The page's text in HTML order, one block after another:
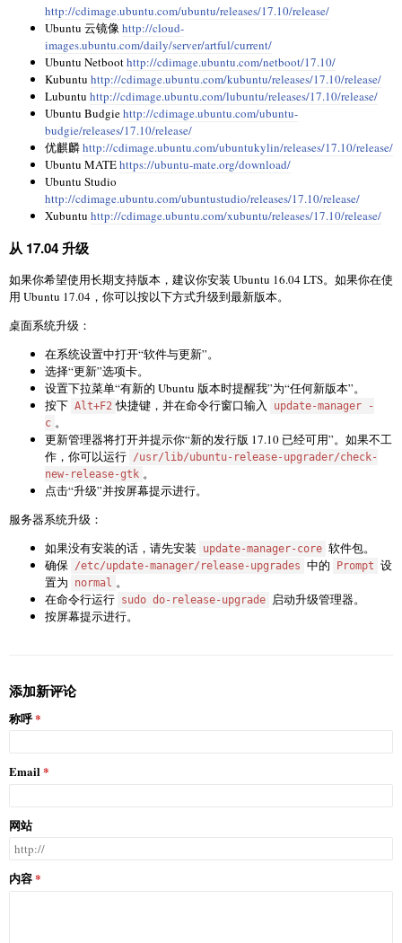
http://cdimage.ubuntu.com/ubuntu/releases/17.10/release/
Ubuntu 云镜像http://cloud-
images.ubuntu.com/daily/server/artful/current/
Ubuntu Netboothttp://cdimage.ubuntu.com/netboot/17.10/
Kubuntu http://cdimage.ubuntu.com/kubuntu/releases/17.10/release/
Lubuntu http://cdimage.ubuntu.com/lubuntu/releases/17.10/release/
Ubuntu Budgiehttp://cdimage.ubuntu.com/ubuntu-
budgie/releases/17.10/release/
优麒麟http://cdimage.ubuntu.com/ubuntukylin/releases/17.10/release/
Ubuntu MATEhttps://ubuntu-mate.org/download/
Ubuntu Studio
http://cdimage.ubuntu.com/ubuntustudio/releases/17.10/release/
Xubuntu http://cdimage.ubuntu.com/xubuntu/releases/17.10/release/
从 17.04 升级
如果你希望使用长期支持版本，建议你安装 Ubuntu 16.04 LTS。如果你在使
用 Ubuntu 17.04，你可以按以下方式升级到最新版本。
桌面系统升级：
在系统设置中打开“软件与更新”。
选择“更新”选项卡。
设置下拉菜单“有新的 Ubuntu 版本时提醒我”为“任何新版本”。
按下 Alt+F2 快捷键，并在命令行窗口输入
update-manager -
c 。
更新管理器将打开并提示你“新的发行版 17.10 已经可用”。如果不工
作，你可以运行 /usr/lib/ubuntu-release-upgrader/check-
new-release-gtk 。
点击“升级”并按屏幕提示进行。
服务器系统升级：
如果没有安装的话，请先安装
update-manager-core 软件包。
确保 /etc/update-manager/release-upgrades 中的 Prompt 设
置为
normal 。
在命令行运行 sudo do-release-upgrade
启动升级管理器。
按屏幕提示进行。
添加新评论
称呼
Email
网站
内容